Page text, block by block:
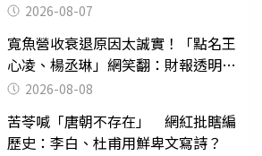
2026-08-07
寬魚營收衰退原因太誠實！「點名王
心凌、楊丞琳」網笑翻：財報透明度
滿分2026-08-08
苦苓喊「唐朝不存在」 網紅批瞎編
歷史：李白、杜甫用鮮卑文寫詩？